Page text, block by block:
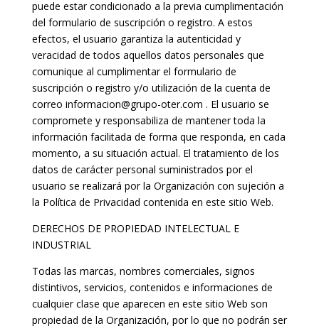
puede estar condicionado a la previa cumplimentación
del formulario de suscripción o registro. A estos
efectos, el usuario garantiza la autenticidad y
veracidad de todos aquellos datos personales que
comunique al cumplimentar el formulario de
suscripción o registro y/o utilización de la cuenta de
correo informacion@grupo-oter.com . El usuario se
compromete y responsabiliza de mantener toda la
información facilitada de forma que responda, en cada
momento, a su situación actual. El tratamiento de los
datos de carácter personal suministrados por el
usuario se realizará por la Organización con sujeción a
la Política de Privacidad contenida en este sitio Web.
DERECHOS DE PROPIEDAD INTELECTUAL E
INDUSTRIAL
Todas las marcas, nombres comerciales, signos
distintivos, servicios, contenidos e informaciones de
cualquier clase que aparecen en este sitio Web son
propiedad de la Organización, por lo que no podrán ser